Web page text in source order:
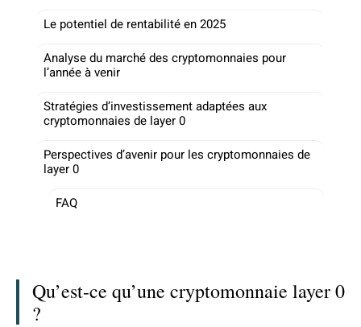
Le potentiel de rentabilité en 2025
Analyse du marché des cryptomonnaies pour
l’année à venir
Stratégies d’investissement adaptées aux
cryptomonnaies de layer 0
Perspectives d’avenir pour les cryptomonnaies de
layer 0
FAQ
Qu’est-ce qu’une cryptomonnaie layer 0
?